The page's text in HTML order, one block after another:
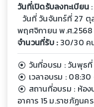
วันที่เปิดรับลงทะเบียน :
วันที่ วันจันทร์ที่ 27
พฤศจิกายน พ.ศ.2568
จำนวนที่รับ :30/30 ค
วันที่อบรม : วันพุธ
เวลาอบรม : 08:30
สถานที่อบรม : ห้อ
อาคาร 15 ม.ราชภัฏนค